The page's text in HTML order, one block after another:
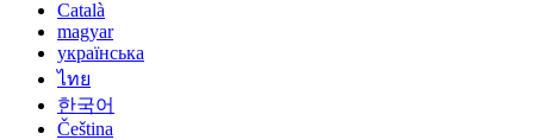
Català
magyar
українська
ไทย
한국어
Čeština